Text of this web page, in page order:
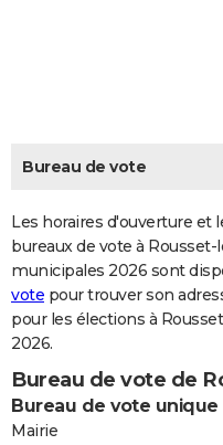
CARTE DE VOEUX
Dictionnaire
Biographies
Citations
Expressions
Proverbes
PROGRAMME TV
COPAINS D'AVANT
S'inscrire
Se connecter
Lycées
Collèges
Primaires
Universités
Entreprises
Service militaire
Avis de recherche
AVIS DE DÉCÈS
FORUM
Bricolage
Lifestyle
Culture
Sport
Auto
Television
Voyage
Cinema
Bureau de vote
Les horaires d'ouverture et
bureaux de vote à
municipales 2026 sont
vote pour trouver son
pour les élections à
2026.
Bureau de vote de
Bureau de vote unique
Mairie